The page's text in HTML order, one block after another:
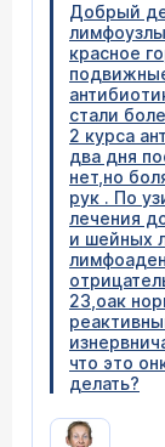
Добрый
красное
стали
2 курса
два дня
нет,но
рук . По
лечения
и шейных
23,оак
что это
делать?